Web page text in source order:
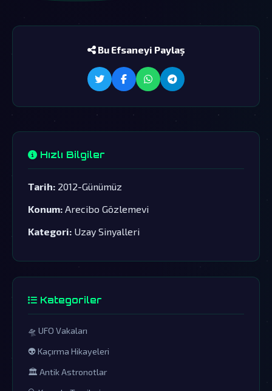
Bu Efsaneyi Paylaş
Hızlı Bilgiler
Tarih: 2012-Günümüz
Konum: Arecibo Gözlemevi
Kategori: Uzay Sinyalleri
Kategoriler
🛸 UFO Vakaları
👽 Kaçırma Hikayeleri
🏛️ Antik Astronotlar